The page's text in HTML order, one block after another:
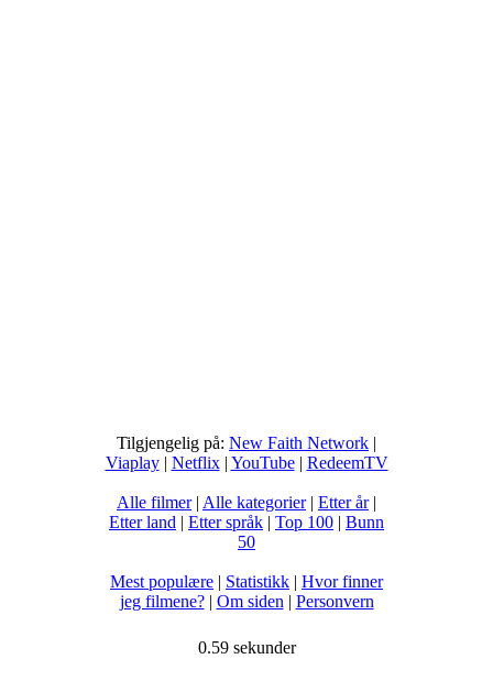
Tilgjengelig på: New Faith Network |
Viaplay| Netflix| YouTube| RedeemTV
Alle filmer| Alle kategorier| Etter år|
Etter land | Etter språk | Top 100 | Bunn
50
Mest populære | Statistikk | Hvor finner
jeg filmene?| Om siden | Personvern
0.59 sekunder